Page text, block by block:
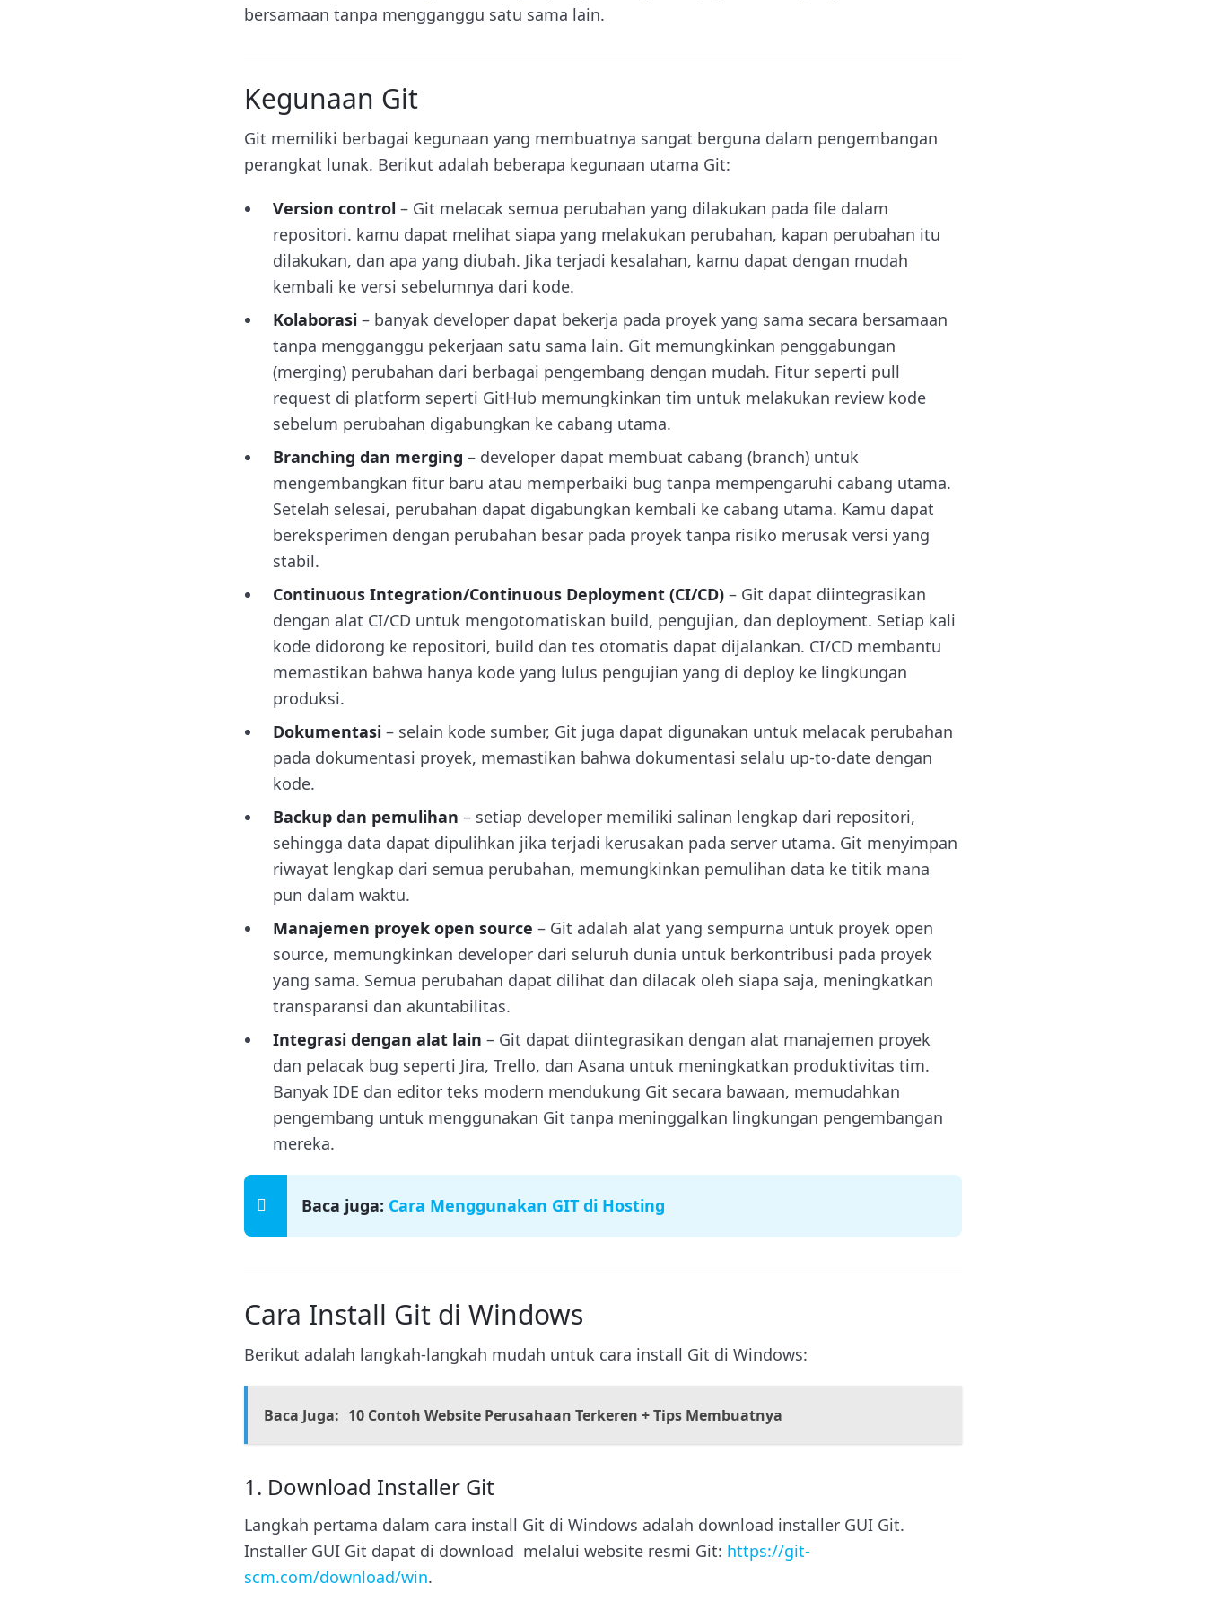
bersamaan tanpa mengganggu satu sama lain.
Kegunaan Git
Git memiliki berbagai kegunaan yang membuatnya sangat berguna dalam pengembangan
perangkat lunak. Berikut adalah beberapa kegunaan utama Git:
Version control – Git melacak semua perubahan yang dilakukan pada file dalam
repositori. kamu dapat melihat siapa yang melakukan perubahan, kapan perubahan itu
dilakukan, dan apa yang diubah. Jika terjadi kesalahan, kamu dapat dengan mudah
kembali ke versi sebelumnya dari kode.
Kolaborasi – banyak developer dapat bekerja pada proyek yang sama secara bersamaan
tanpa mengganggu pekerjaan satu sama lain. Git memungkinkan penggabungan
(merging) perubahan dari berbagai pengembang dengan mudah. Fitur seperti pull
request di platform seperti GitHub memungkinkan tim untuk melakukan review kode
sebelum perubahan digabungkan ke cabang utama.
Branching dan merging – developer dapat membuat cabang (branch) untuk
mengembangkan fitur baru atau memperbaiki bug tanpa mempengaruhi cabang utama.
Setelah selesai, perubahan dapat digabungkan kembali ke cabang utama. Kamu dapat
bereksperimen dengan perubahan besar pada proyek tanpa risiko merusak versi yang
stabil.
Continuous Integration/Continuous Deployment (CI/CD) – Git dapat diintegrasikan
dengan alat CI/CD untuk mengotomatiskan build, pengujian, dan deployment. Setiap kali
kode didorong ke repositori, build dan tes otomatis dapat dijalankan. CI/CD membantu
memastikan bahwa hanya kode yang lulus pengujian yang di deploy ke lingkungan
produksi.
Dokumentasi – selain kode sumber, Git juga dapat digunakan untuk melacak perubahan
pada dokumentasi proyek, memastikan bahwa dokumentasi selalu up-to-date dengan
kode.
Backup dan pemulihan – setiap developer memiliki salinan lengkap dari repositori,
sehingga data dapat dipulihkan jika terjadi kerusakan pada server utama. Git menyimpan
riwayat lengkap dari semua perubahan, memungkinkan pemulihan data ke titik mana
pun dalam waktu.
Manajemen proyek open source – Git adalah alat yang sempurna untuk proyek open
source, memungkinkan developer dari seluruh dunia untuk berkontribusi pada proyek
yang sama. Semua perubahan dapat dilihat dan dilacak oleh siapa saja, meningkatkan
transparansi dan akuntabilitas.
Integrasi dengan alat lain – Git dapat diintegrasikan dengan alat manajemen proyek
dan pelacak bug seperti Jira, Trello, dan Asana untuk meningkatkan produktivitas tim.
Banyak IDE dan editor teks modern mendukung Git secara bawaan, memudahkan
pengembang untuk menggunakan Git tanpa meninggalkan lingkungan pengembangan
mereka.
Baca juga: Cara Menggunakan GIT di Hosting
Cara Install Git di Windows
Berikut adalah langkah-langkah mudah untuk cara install Git di Windows:
Baca Juga: 10 Contoh Website Perusahaan Terkeren + Tips Membuatnya
1. Download Installer Git
Langkah pertama dalam cara install Git di Windows adalah download installer GUI Git.
Installer GUI Git dapat di download melalui website resmi Git: https://git-
scm.com/download/win.